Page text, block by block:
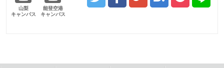
山梨
キャンパス
能登空港
キャンパス